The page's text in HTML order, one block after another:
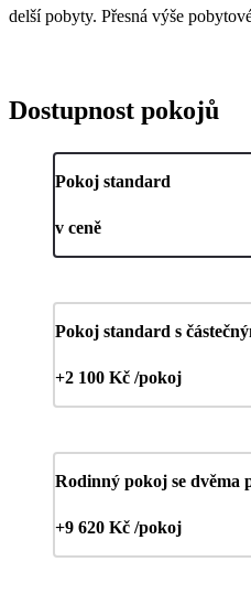
delší pobyty. Přesná výše
Dostupnost pokojů
Pokoj standard
v ceně
Pokoj standard s
+2 100 Kč /pokoj
Rodinný pokoj se dvěma
+9 620 Kč /pokoj